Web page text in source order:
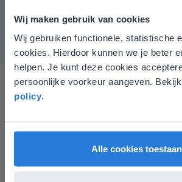
Wij maken gebruik van cookies
Wij gebruiken functionele, statistische
cookies. Hierdoor kunnen we je beter
helpen. Je kunt deze cookies
persoonlijke voorkeur aangeven.
policy.
Alle cookies toestaan
Ik vind de professionaliteit en
Deze website komt
overeen met je locatie
Gezien je locatie, denken we dat
liever naar de website voor English
English